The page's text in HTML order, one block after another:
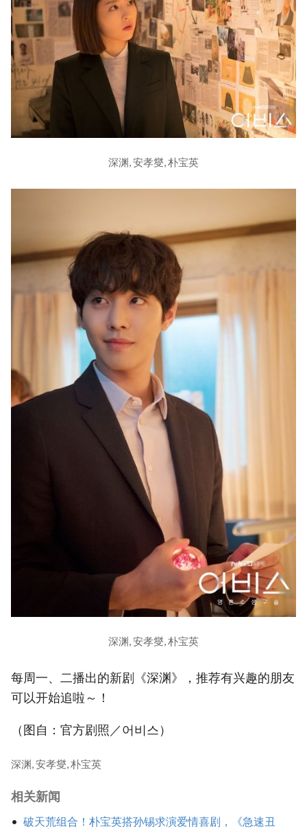
深渊, 安孝燮, 朴宝英
深渊, 安孝燮, 朴宝英
每周一、二播出的新剧《深渊》，推荐有兴趣的朋友
可以开始追啦～！
（图自：官方剧照／어비스）
深渊, 安孝燮, 朴宝英
相关新闻
破天荒组合！朴宝英搭孙锡求演爱情喜剧，《急速丑